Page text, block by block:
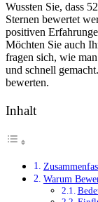
Wussten Sie, dass
Sternen bewertet
positiven
Möchten Sie auch
fragen sich, wie
und schnell
bewerten.
Inhalt
Warum